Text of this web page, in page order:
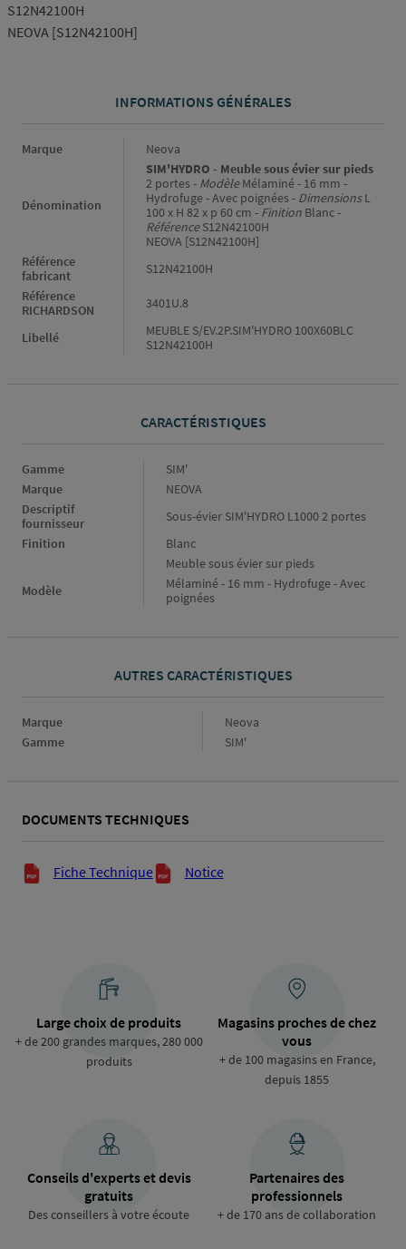
S12N42100H
NEOVA [S12N42100H]
INFORMATIONS GÉNÉRALES
Informations générales
Marque Neova
Dénomination
SIM'HYDRO - Meuble sous évier sur pieds
2 portes - ModèleMélaminé - 16 mm -
Hydrofuge - Avec poignées - DimensionsL
100 x H 82 x p 60 cm - Finition Blanc -
RéférenceS12N42100H
NEOVA [S12N42100H]
Référence
fabricant
S12N42100H
Référence
RICHARDSON
3401U.8
Libellé
MEUBLE S/EV.2P.SIM'HYDRO 100X60BLC
S12N42100H
CARACTÉRISTIQUES
Caractéristiques
Gamme
SIM'
Marque
NEOVA
Descriptif
fournisseur
Sous-évier SIM'HYDRO L1000 2 portes
Finition
Blanc
Meuble sous évier sur pieds
Modèle
Mélaminé - 16 mm - Hydrofuge - Avec
poignées
AUTRES CARACTÉRISTIQUES
Marque Marque
Neova
Gamme
Gamme
SIM'
DOCUMENTS TECHNIQUES
Documents techniques
Fiche Technique Notice
Large choix de produits
+ de 200 grandes marques, 280 000
produits
Magasins proches de chez
vous
+ de 100 magasins en France,
depuis 1855
Conseils d'experts et devis
gratuits
Des conseillers à votre écoute
Partenaires des
professionnels
+ de 170 ans de collaboration